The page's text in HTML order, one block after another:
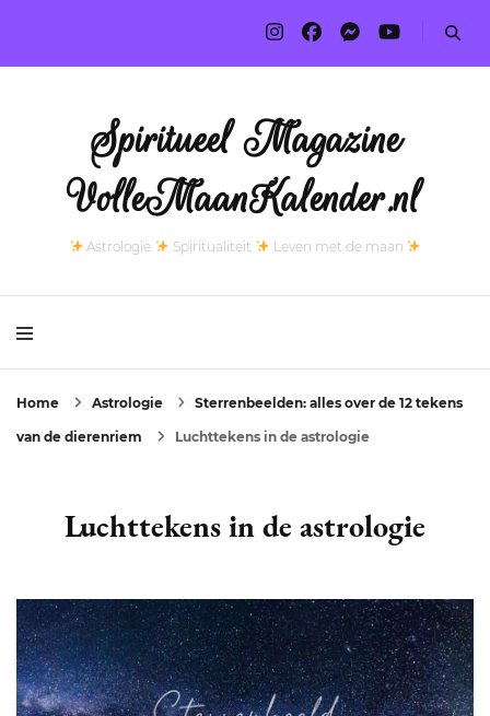
Spiritueel Magazine
VolleMaanKalender.nl
Astrologie Spiritualiteit Leven met de maan
Home Astrologie Sterrenbeelden: alles over de 12 tekens
van de dierenriem Luchttekens in de astrologie
Luchttekens in de astrologie